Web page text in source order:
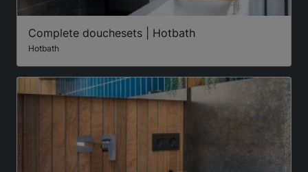
Complete douchesets | Hotbath
Hotbath